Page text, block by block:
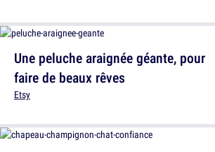
Une peluche araignée géante, pour
faire de beaux rêves
Etsy